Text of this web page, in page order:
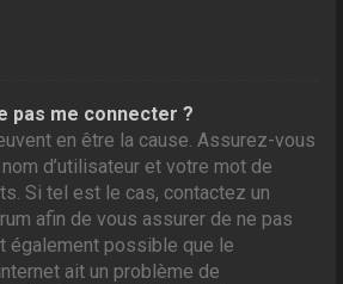
pas me connecter ?
en être la cause. Assurez-vous
d’utilisateur et votre mot de
Si tel est le cas, contactez un
afin de vous assurer de ne pas
également possible que le
ait un problème de